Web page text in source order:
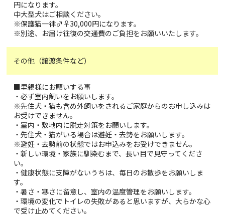
円になります。
中大型犬はご相談ください。
※保護猫一律♂♀30,000円になります。
※別途、お届け往復の交通費のご負担をお願いいたします。
その他（譲渡条件など）
■里親様にお願いする事
・必ず室内飼いをお願いします。
※先住犬・猫も含め外飼いをされるご家庭からのお申し込みは
お受けできません。
・室内・敷地内に脱走対策をお願いします。
・先住犬・猫がいる場合は避妊・去勢をお願いします。
※避妊・去勢前の状態ではお申込みをお受けできません。
・新しい環境・家族に馴染むまで、長い目で見守ってくださ
い。
・健康状態に支障がないうちは、毎日のお散歩をお願いしま
す。
・暑さ・寒さに留意し、室内の温度管理をお願いします。
・環境の変化でトイレの失敗があると思いますが、大らかな心
で受け止めてください。